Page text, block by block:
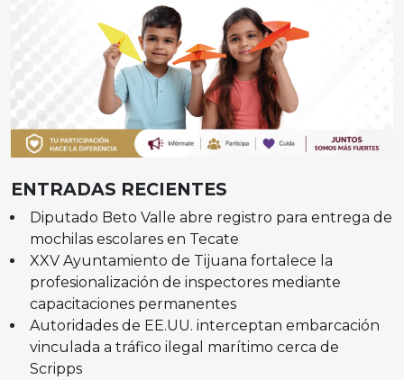
ENTRADAS RECIENTES
Diputado Beto Valle abre registro para entrega de
mochilas escolares en Tecate
XXV Ayuntamiento de Tijuana fortalece la
profesionalización de inspectores mediante
capacitaciones permanentes
Autoridades de EE.UU. interceptan embarcación
vinculada a tráfico ilegal marítimo cerca de
Scripps